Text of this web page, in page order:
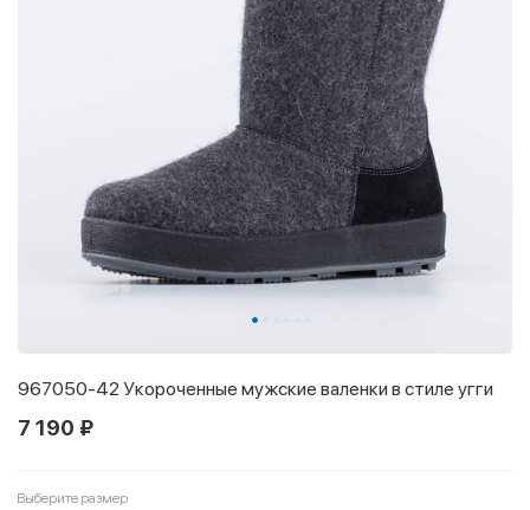
967050-42 Укороченные мужские валенки в стиле угги
7 190 ₽
Выберите размер